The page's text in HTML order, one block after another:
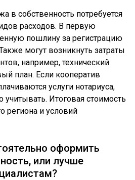
в собственность потребуется
расходов. В первую
пошлину за регистрацию
могут возникнуть затраты
например, технический
план. Если кооператив
услуги нотариуса,
Итоговая стоимость
региона и условий
оформить
или лучше